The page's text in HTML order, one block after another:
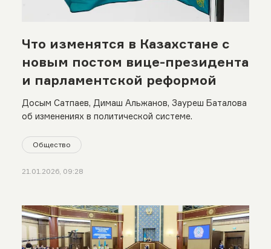
Что изменятся в Казахстане с
новым постом вице-президента
и парламентской реформой
Досым Сатпаев, Димаш Альжанов, Зауреш Баталова
об изменениях в политической системе.
Общество
21.01.2026, 09:28